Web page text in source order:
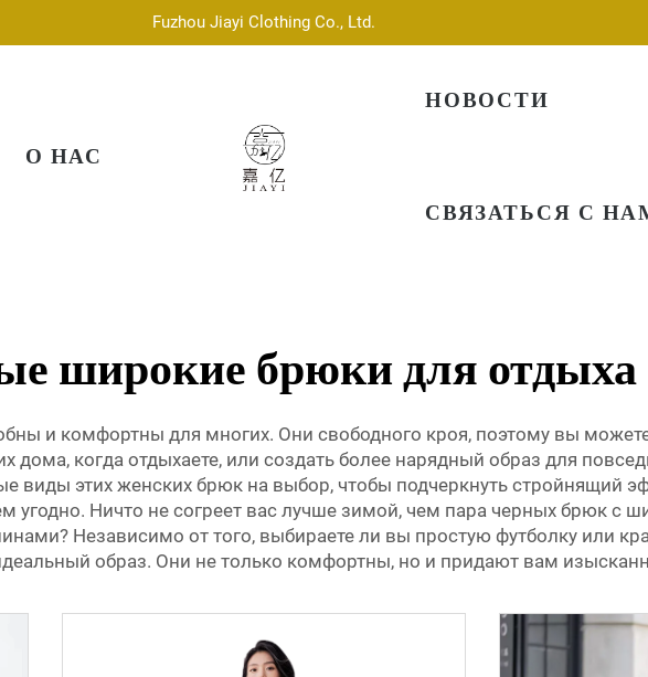
Fuzhou Jiayi Clothing Co., Ltd.
О НАС
НОВОСТИ
СВЯЗАТЬСЯ С
широкие брюки для отдыха
и комфортны для многих. Они свободного кроя, поэтому вы можете
когда отдыхаете, или создать более нарядный образ для
виды этих женских брюк на выбор, чтобы подчеркнуть стройнящий
угодно. Ничто не согреет вас лучше зимой, чем пара черных брюк
Независимо от того, выбираете ли вы простую футболку или
образ. Они не только комфортны, но и придают вам